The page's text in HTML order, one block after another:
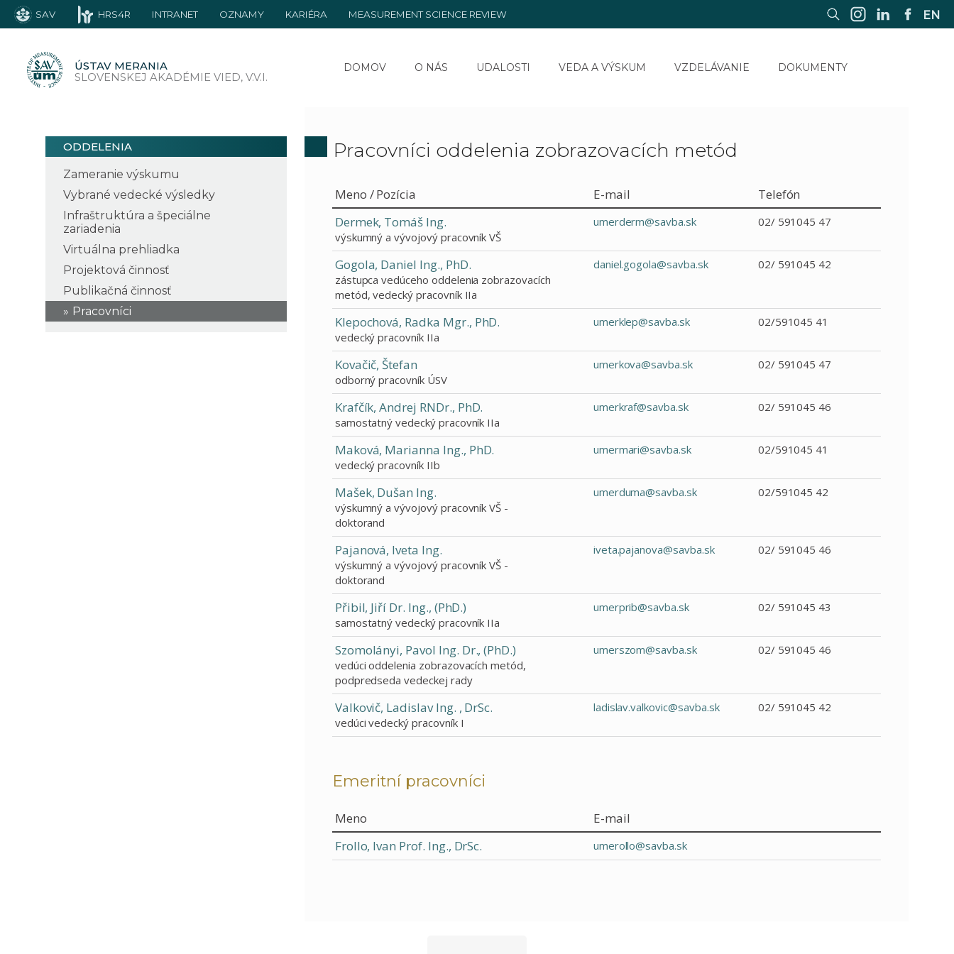
ÚSTAV MERANIA
SLOVENSKEJ AKADÉMIE VIED, V.V.I.
DOMOV O NÁS UDALOSTI VEDA A VÝSKUM VZDELÁVANIE DOKUMENTY
SAV HRS4R INTRANET OZNAMY KARIÉRA MEASUREMENT SCIENCE REVIEW EN
ODDELENIA
Zameranie výskumu
Vybrané vedecké výsledky
Infraštruktúra a špeciálne
zariadenia
Virtuálna prehliadka
Projektová činnosť
Publikačná činnosť
Pracovníci
Pracovníci oddelenia zobrazovacích metód
Meno / Pozícia E-mail
Telefón
Dermek, Tomáš Ing.
výskumný a vývojový pracovník VŠ
umerderm@savba.sk 02/ 591045 47
Gogola, Daniel Ing., PhD.
zástupca vedúceho oddelenia zobrazovacích
metód, vedecký pracovník IIa
daniel.gogola@savba.sk 02/ 591045 42
Klepochová, Radka Mgr., PhD.
vedecký pracovník IIa
umerklep@savba.sk 02/591045 41
Kovačič, Štefan
odborný pracovník ÚSV
umerkova@savba.sk 02/ 591045 47
Krafčík, Andrej RNDr., PhD.
samostatný vedecký pracovník IIa
umerkraf@savba.sk 02/ 591045 46
Maková, Marianna Ing., PhD.
vedecký pracovník IIb
umermari@savba.sk 02/591045 41
Mašek, Dušan Ing.
výskumný a vývojový pracovník VŠ -
doktorand
umerduma@savba.sk 02/591045 42
Pajanová, Iveta Ing.
výskumný a vývojový pracovník VŠ -
doktorand
iveta.pajanova@savba.sk 02/ 591045 46
Přibil, Jiří Dr. Ing., (PhD.)
samostatný vedecký pracovník IIa
umerprib@savba.sk 02/ 591045 43
Szomolányi, Pavol Ing. Dr., (PhD.)
vedúci oddelenia zobrazovacích metód,
podpredseda vedeckej rady
umerszom@savba.sk 02/ 591045 46
Valkovič, Ladislav Ing. , DrSc.
vedúci vedecký pracovník I
ladislav.valkovic@savba.sk 02/ 591045 42
Emeritní pracovníci
Meno
E-mail
Frollo, Ivan Prof. Ing., DrSc.
umerollo@savba.sk